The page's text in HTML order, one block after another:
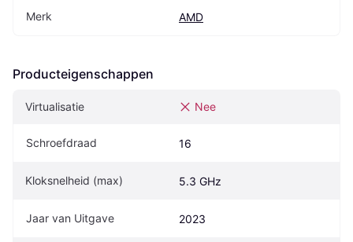
Merk AMD
Producteigenschappen
Virtualisatie Nee
Schroefdraad 16
Kloksnelheid (max) 5.3 GHz
Jaar van Uitgave 2023